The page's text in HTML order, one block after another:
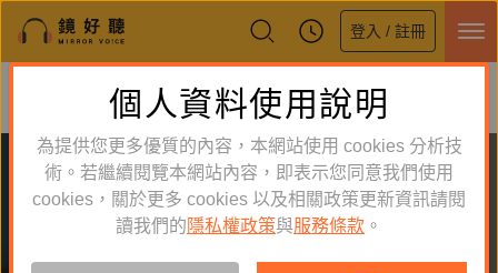
登入 / 註冊
鏡好聽全新APP上線
體驗全面升級，即刻下載
個人資料使用說明
為提供您更多優質的內容，本網站使用 cookies 分析技
術。若繼續閱覽本網站內容，即表示您同意我們使用
cookies，關於更多 cookies 以及相關政策更新資訊請閱
讀我們的 隱私權政策與服務條款 。